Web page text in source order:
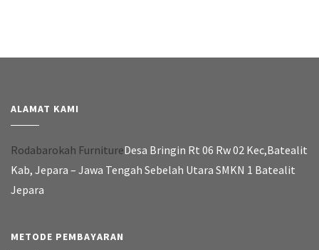
ALAMAT KAMI
Rodabarokah FurnitureDesa Bringin Rt 06 Rw 02 Kec,Batealit
Kab, Jepara – Jawa Tengah Sebelah Utara SMKN 1 Batealit
Jepara
METODE PEMBAYARAN